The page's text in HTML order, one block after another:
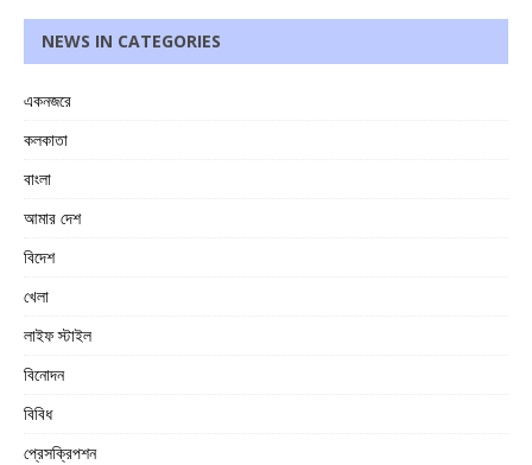
NEWS IN CATEGORIES
একনজরে
কলকাতা
বাংলা
আমার দেশ
বিদেশ
খেলা
লাইফ স্টাইল
বিনোদন
বিবিধ
প্রেসক্রিপশন